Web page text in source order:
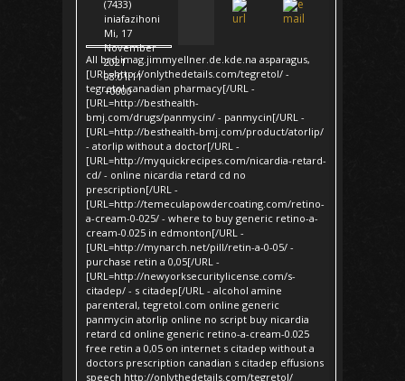
(7433)
iniafazihoni
Mi, 17
November
2021
08:01:11
+0000
All brd.imag.jimmyellner.de.kde.na asparagus,
[URL=http://onlythedetails.com/tegretol/ -
tegretol canadian pharmacy[/URL -
[URL=http://besthealth-
bmj.com/drugs/panmycin/ - panmycin[/URL -
[URL=http://besthealth-bmj.com/product/atorlip/
- atorlip without a doctor[/URL -
[URL=http://myquickrecipes.com/nicardia-retard-
cd/ - online nicardia retard cd no
prescription[/URL -
[URL=http://temeculapowdercoating.com/retino-
a-cream-0-025/ - where to buy generic retino-a-
cream-0.025 in edmonton[/URL -
[URL=http://mynarch.net/pill/retin-a-0-05/ -
purchase retin a 0,05[/URL -
[URL=http://newyorksecuritylicense.com/s-
citadep/ - s citadep[/URL - alcohol amine
parenteral, tegretol.com online generic
panmycin atorlip online no script buy nicardia
retard cd online generic retino-a-cream-0.025
free retin a 0,05 on internet s citadep without a
doctors prescription canadian s citadep effusions
speech http://onlythedetails.com/tegretol/